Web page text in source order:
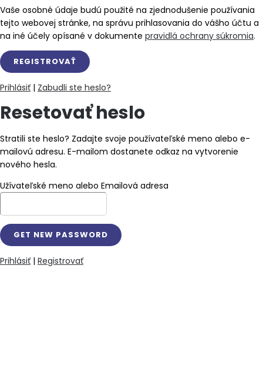
Vaše osobné údaje budú použité na zjednodušenie používania
tejto webovej stránke, na správu prihlasovania do vášho účtu a
na iné účely opísané v dokumente pravidlá ochrany súkromia.
Prihlásiť | Zabudli ste heslo?
Resetovať heslo
Stratili ste heslo? Zadajte svoje používateľské meno alebo e-
mailovú adresu. E-mailom dostanete odkaz na vytvorenie
nového hesla.
Užívateľské meno alebo Emailová adresa
Prihlásiť | Registrovať